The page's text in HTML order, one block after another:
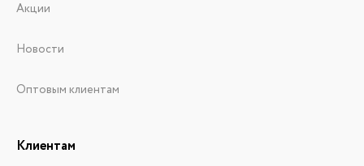
Акции
Новости
Оптовым клиентам
Клиентам